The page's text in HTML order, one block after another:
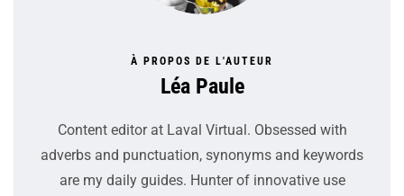
À PROPOS DE L'AUTEUR
Léa Paule
Content editor at Laval Virtual. Obsessed with
adverbs and punctuation, synonyms and keywords
are my daily guides. Hunter of innovative use